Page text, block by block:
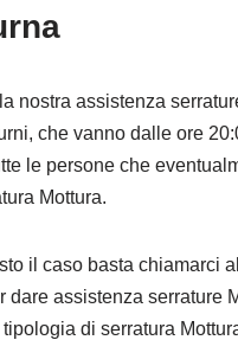
nostra assistenza
che vanno dalle ore
le persone che
Mottura.
il caso basta chiamarci
dare assistenza serrature
di serratura